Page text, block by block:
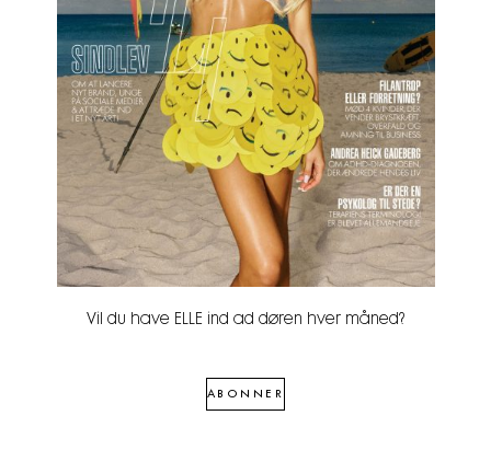
Vil du have ELLE ind ad døren hver måned?
ABONNER